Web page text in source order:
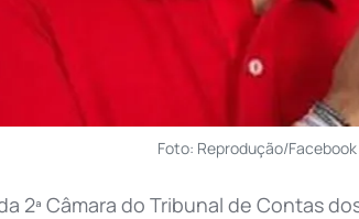
Foto: Reprodução/Facebook
2ª Câmara do Tribunal de Contas